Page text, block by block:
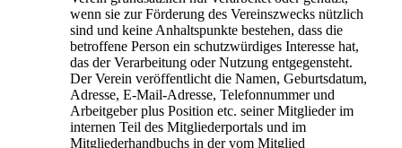
wenn sie zur Förderung des Vereinszwecks nützlich
sind und keine Anhaltspunkte bestehen, dass die
betroffene Person ein schutzwürdiges Interesse hat,
das der Verarbeitung oder Nutzung entgegensteht.
Der Verein veröffentlicht die Namen, Geburtsdatum,
Adresse, E-Mail-Adresse, Telefonnummer und
Arbeitgeber plus Position etc. seiner Mitglieder im
internen Teil des Mitgliederportals und im
Mitgliederhandbuchs in der vom Mitglied